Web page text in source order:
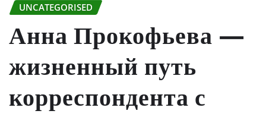
UNCATEGORISED
Анна Прокофьева —
жизненный путь
корреспондента с